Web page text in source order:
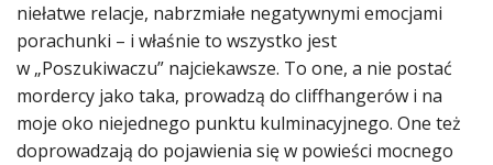
niełatwe relacje, nabrzmiałe negatywnymi emocjami
porachunki – i właśnie to wszystko jest
w „Poszukiwaczu” najciekawsze. To one, a nie postać
mordercy jako taka, prowadzą do cliffhangerów i na
moje oko niejednego punktu kulminacyjnego. One też
doprowadzają do pojawienia się w powieści mocnego